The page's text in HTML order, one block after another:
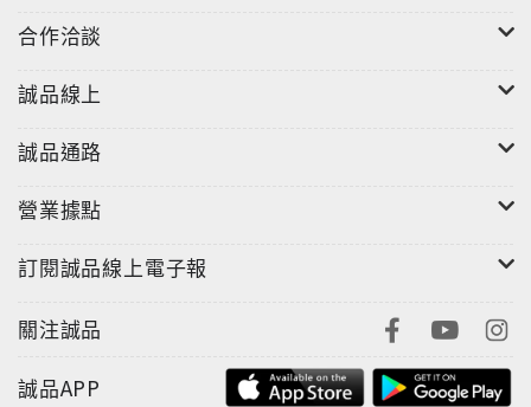
合作洽談
誠品線上
誠品通路
營業據點
訂閱誠品線上電子報
關注誠品
誠品APP